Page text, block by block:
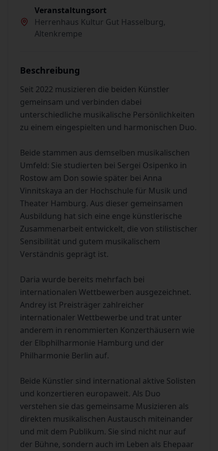
Veranstaltungsort
Herrenhaus Kultur Gut Hasselburg,
Altenkrempe
Beschreibung
Seit 2022 musizieren die beiden Künstler
gemeinsam und verbinden dabei
unterschiedliche musikalische Persönlichkeiten
zu einem eingespielten und harmonischen Duo.
Beide stammen aus demselben musikalischen
Umfeld: Sie studierten bei Sergei Osipenko in
Rostow am Don sowie später bei Anna
Vinnitskaya an der Hochschule für Musik und
Theater Hamburg. Aus dieser gemeinsamen
Ausbildung hat sich eine enge künstlerische
Zusammenarbeit entwickelt, die von stilistischer
Sensibilität und gutem musikalischem
Verständnis geprägt ist.
Daria wurde bereits mehrfach bei
internationalen Wettbewerben ausgezeichnet.
Andrey ist Preisträger zahlreicher
internationaler Wettbewerbe und trat unter
anderem in renommierten Konzerthäusern wie
der Elbphilharmonie Hamburg und der
Philharmonie Berlin auf.
Beide Künstler sind international aktive Solisten
und konzertieren europaweit. Als Duo
verstehen sie das gemeinsame Musizieren als
direkten musikalischen Austausch miteinander
und mit dem Publikum. Sie sind nicht nur auf
der Bühne, sondern auch im Leben als Ehepaar